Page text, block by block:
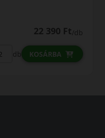
22 390 Ft/db
db KOSÁRBA